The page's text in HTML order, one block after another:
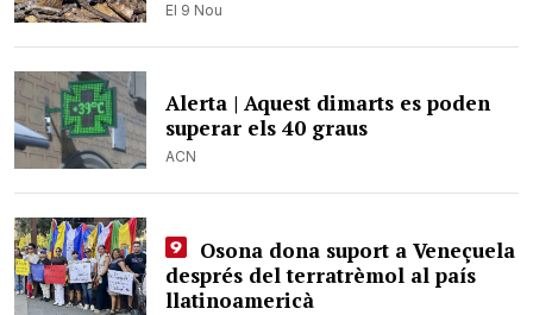
El 9 Nou
Alerta | Aquest dimarts es poden
superar els 40 graus
ACN
Osona dona suport a Veneçuela
després del terratrèmol al país
llatinoamericà